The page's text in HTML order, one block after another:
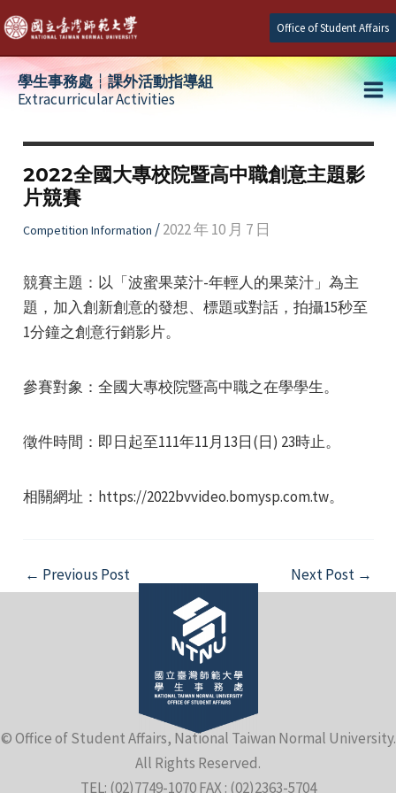
Skip
to
content
Office of Student Affairs
學生事務處┆課外活動指導組
Extracurricular Activities
2022全國大專校院暨高中職創意主題影
片競賽
Competition Information /2022 年 10 月 7 日
競賽主題：以「波蜜果菜汁-年輕人的果菜汁」為主
題，加入創新創意的發想、標題或對話，拍攝15秒至
1分鐘之創意行銷影片。
參賽對象：全國大專校院暨高中職之在學學生。
徵件時間：即日起至111年11月13日(日) 23時止。
相關網址：https://2022bvvideo.bomysp.com.tw。
Post
navigation
← Previous Post Next Post →
© Office of Student Affairs, National Taiwan Normal University.
All Rights Reserved.
TEL: (02)7749-1070 FAX : (02)2363-5704